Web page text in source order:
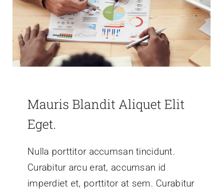
Mauris Blandit Aliquet Elit
Eget.
Nulla porttitor accumsan tincidunt.
Curabitur arcu erat, accumsan id
imperdiet et, porttitor at sem. Curabitur